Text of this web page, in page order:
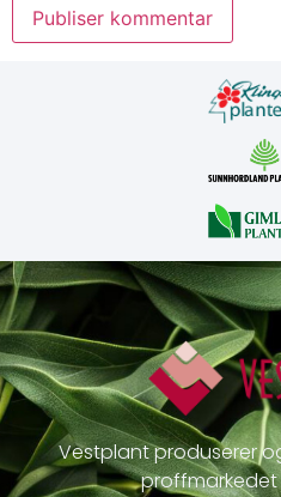
Vestplant produserer
proffmarkedet